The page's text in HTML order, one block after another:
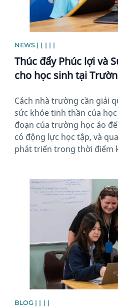
NEWS | | | | |
Thúc đẩy Phúc lợi và
cho học sinh tại
Cách nhà trường cần giải
sức khỏe tinh thần của
đoạn của trường học ảo
có động lực học tập, và
phát triển trong thời điểm
News image
BLOG | | | |